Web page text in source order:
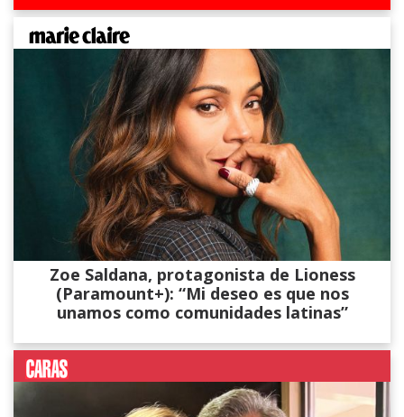
Zoe Saldana, protagonista de Lioness
(Paramount+): “Mi deseo es que nos
unamos como comunidades latinas”